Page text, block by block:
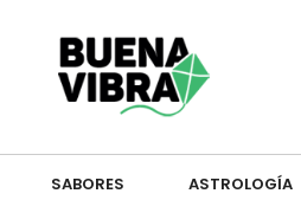
SABORES ASTROLOGÍA